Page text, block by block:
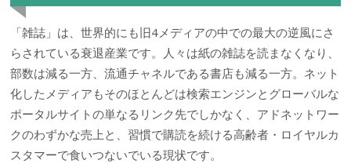
「雑誌」は、世界的にも旧4メディアの中での最大の逆風にさ
らされている衰退産業です。人々は紙の雑誌を読まなくなり、
部数は減る一方、流通チャネルである書店も減る一方。ネット
化したメディアもそのほとんどは検索エンジンとグローバルな
ポータルサイトの単なるリンク先でしかなく、アドネットワー
クのわずかな売上と、習慣で購読を続ける高齢者・ロイヤルカ
スタマーで食いつないでいる現状です。